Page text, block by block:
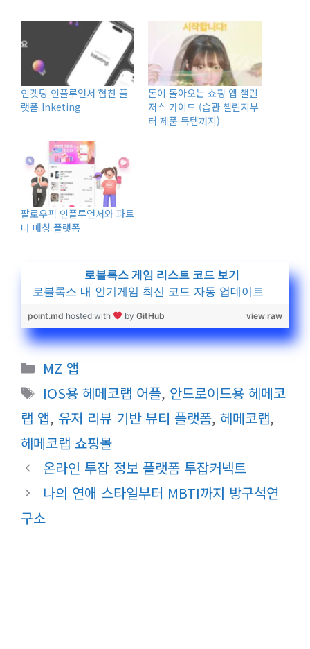
인켓팅 인플루언서 협찬 플
랫폼 Inketing
돈이 돌아오는 쇼핑 앱 챌린
저스 가이드 (습관 챌린지부
터 제품 득템까지)
팔로우픽 인플루언서와 파트
너 매칭 플랫폼
로블록스 게임 리스트 코드 보기
로블록스 내 인기게임 최신 코드 자동 업데이트
view raw
point.md hosted with by GitHub
카
테
리
MZ 앱
태
그
IOS용 헤메코랩 어플, 안드로이드용 헤메코
랩 앱, 유저 리뷰 기반 뷰티 플랫폼, 헤메코랩,
헤메코랩 쇼핑몰
온라인 투잡 정보 플랫폼 투잡커넥트
나의 연애 스타일부터 MBTI까지 방구석연
구소